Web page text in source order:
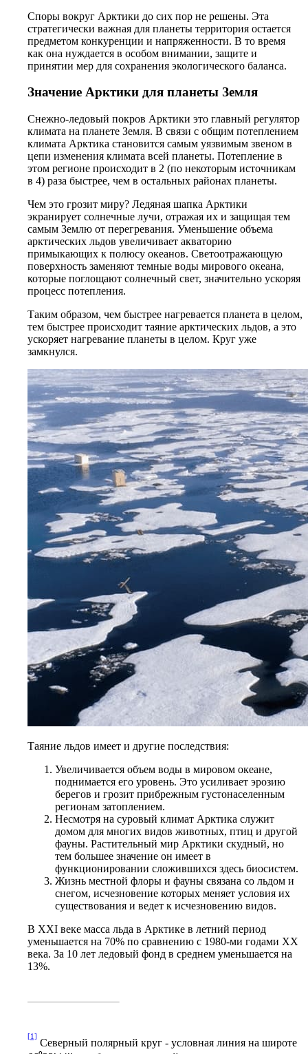
Споры вокруг Арктики до сих пор не решены. Эта
стратегически важная для планеты территория остается
предметом конкуренции и напряженности. В то время
как она нуждается в особом внимании, защите и
принятии мер для сохранения экологического баланса.
Значение Арктики для планеты Земля
Снежно-ледовый покров Арктики это главный регулятор
климата на планете Земля. В связи с общим потеплением
климата Арктика становится самым уязвимым звеном в
цепи изменения климата всей планеты. ⁡Потепление в
этом регионе происходит в 2 (по некоторым источникам
в 4) раза быстрее, чем в остальных районах планеты.
Чем это грозит миру? Ледяная шапка Арктики
экранирует солнечные лучи, отражая их и защищая тем
самым Землю от перегревания. Уменьшение объема
арктических льдов увеличивает акваторию
примыкающих к полюсу океанов. Светоотражающую
поверхность заменяют темные воды мирового океана,
которые поглощают солнечный свет, значительно ускоряя
процесс потепления.
Таким образом, чем быстрее нагревается планета в целом,
тем быстрее происходит таяние арктических льдов, а это
ускоряет нагревание планеты в целом. Круг уже
замкнулся.
Таяние льдов имеет и другие последствия:
Увеличивается объем воды в мировом океане,
поднимается его уровень. Это усиливает эрозию
берегов и грозит прибрежным густонаселенным
регионам затоплением.
Несмотря на суровый климат Арктика служит
домом для многих видов животных, птиц и другой
фауны. Растительный мир Арктики скудный, но
тем большее значение он имеет в
функционировании сложившихся здесь биосистем.
Жизнь местной флоры и фауны связана со льдом и
снегом, исчезновение которых меняет условия их
существования и ведет к исчезновению видов.
В XXI веке масса льда в Арктике в летний период
уменьшается на 70% по сравнению с 1980-ми годами XX
века. За 10 лет ледовый фонд в среднем уменьшается на
13%.
[1]
Северный полярный круг - условная линия на широте